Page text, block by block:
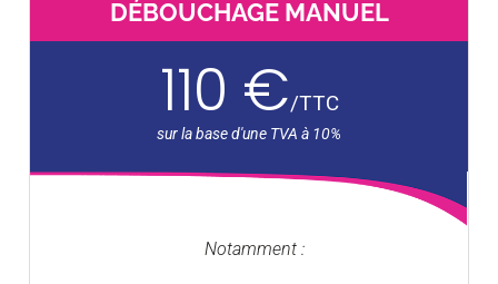
DÉBOUCHAGE MANUEL
110 €/TTC
Notamment :